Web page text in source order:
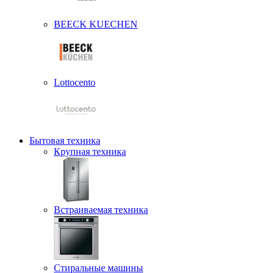
BEECK KUECHEN
Lottocento
Бытовая техника
Крупная техника
Встраиваемая техника
Стиральные машины